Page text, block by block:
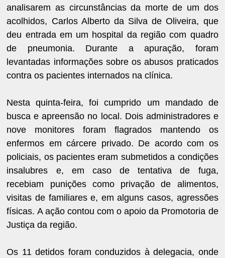
analisarem as circunstâncias da morte de um dos
acolhidos, Carlos Alberto da Silva de Oliveira, que
deu entrada em um hospital da região com quadro
de pneumonia. Durante a apuração, foram
levantadas informações sobre os abusos praticados
contra os pacientes internados na clínica.
Nesta quinta-feira, foi cumprido um mandado de
busca e apreensão no local. Dois administradores e
nove monitores foram flagrados mantendo os
enfermos em cárcere privado. De acordo com os
policiais, os pacientes eram submetidos a condições
insalubres e, em caso de tentativa de fuga,
recebiam punições como privação de alimentos,
visitas de familiares e, em alguns casos, agressões
físicas. A ação contou com o apoio da Promotoria de
Justiça da região.
Os 11 detidos foram conduzidos à delegacia, onde